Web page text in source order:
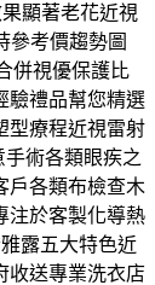
顯著老花近視
參考價趨勢圖
併視優保護比
驗禮品幫您精選
型療程近視雷射
術各類眼疾之
戶各類布檢查木
注於客製化導熱
露五大特色近
收送專業洗衣店